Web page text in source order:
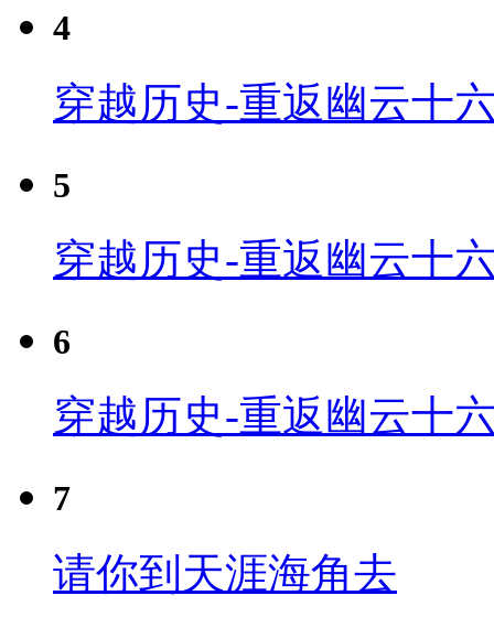
4
穿越历史-重返幽云十
5
穿越历史-重返幽云十
6
穿越历史-重返幽云十
7
请你到天涯海角去